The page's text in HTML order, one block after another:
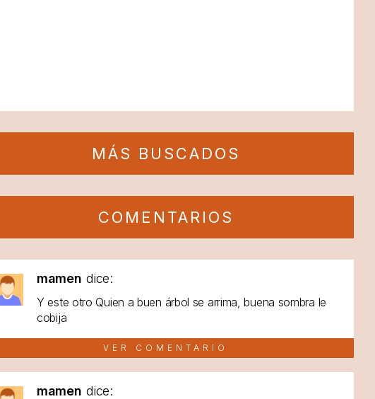
MÁS BUSCADOS
COMENTARIOS
mamen dice:
Y este otro Quien a buen árbol se arrima, buena sombra le
cobija
VER COMENTARIO
mamen dice: